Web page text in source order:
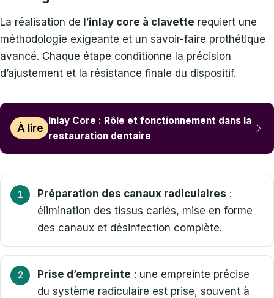
La réalisation de l’inlay core à clavette requiert une
méthodologie exigeante et un savoir-faire prothétique
avancé. Chaque étape conditionne la précision
d’ajustement et la résistance finale du dispositif.
À lire
Inlay Core : Rôle et fonctionnement dans la
restauration dentaire
Préparation des canaux radiculaires :
élimination des tissus cariés, mise en forme
des canaux et désinfection complète.
Prise d’empreinte : une empreinte précise
du système radiculaire est prise, souvent à